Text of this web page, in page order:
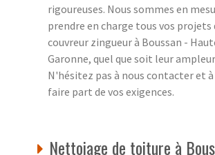
rigoureuses. Nous sommes en
prendre en charge tous vos projets
couvreur zingueur à Boussan -
Garonne, quel que soit leur
N'hésitez pas à nous contacter et à
faire part de vos exigences.
Nettoiage de toiture à